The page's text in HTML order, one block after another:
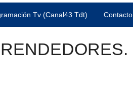
Tv (Canal43 Tdt) Contacto